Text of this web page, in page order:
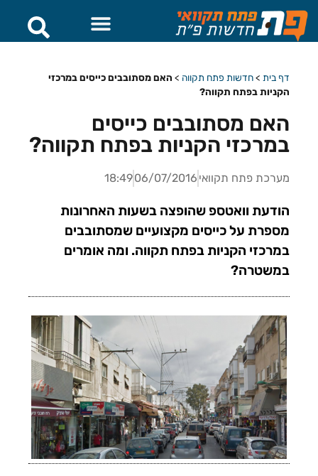
דף בית >חדשות פתח תקווה > האם מסתובבים כייסים במרכזי
הקניות בפתח תקווה?
האם מסתובבים כייסים
במרכזי הקניות בפתח תקווה?
מערכת פתח תקוואי 06/07/2016
18:49
הודעת וואטספ שהופצה בשעות האחרונות
מספרת על כייסים מקצועיים שמסתובבים
במרכזי הקניות בפתח תקווה. ומה אומרים
במשטרה?